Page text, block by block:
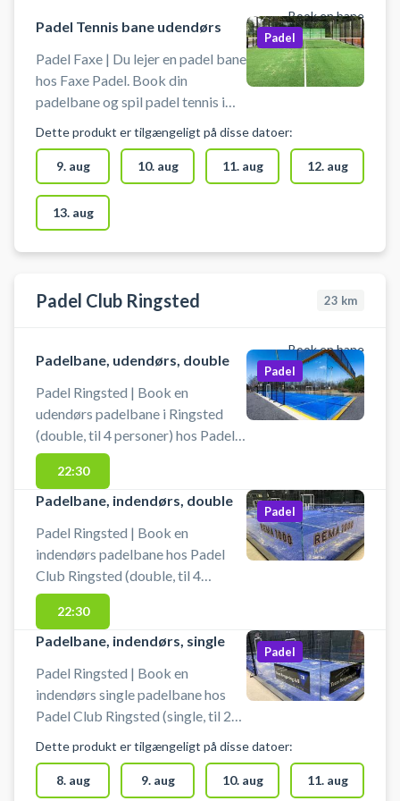
Book en bane
Padel Tennis bane udendørs
Padel Faxe | Du lejer en padel bane
hos Faxe Padel. Book din
padelbane og spil padel tennis i
for optil 4 spillere. PRAKTISK
INFORMATION:<br> ✔ Bat og
bolde forefindes i box ved
padelbanen, og er inkluderet i
lejeprisen.<br> ✔ Lys på banen er
tilkoblet en sensor og tænder
kræver det.<br> ✔ Gratis
parkering lige overfor padelbanen
Rønnede og Faxe Ladeplads.
Padel
Dette produkt er tilgængeligt på disse datoer:
9. aug 10. aug 11. aug 12. aug
13. aug
Padel Club Ringsted 23 km
Book en bane
Padelbane, udendørs, double
Padel Ringsted | Book en
udendørs padelbane i Ringsted
(double, til 4 personer) hos Padel
Club Ringsted. Book din
padelbane og spil padel i Ringsted
på en af Padel Clubs udendørs
Industriparken 3, 4700 Ringsted.
Lånebats er altid inkluderet i
banelejen og bolde kan købes i
centeret.
Padel
22:30
Padelbane, indendørs, double
Padel Ringsted | Book en
indendørs padelbane hos Padel
Club Ringsted (double, til 4
personer). Book din padelbane og
spil padel i Ringsted på en af de
mange indendørs padelbaner i
single- og doublebaner indendørs
byder Padel Club i Ringsted også
på udendørsbaner.<br><br>
Lånebats er altid inkluderet i
banelejen og bolde kan købes i
centeret.<br><br> Du finder
Padel
22:30
Padelbane, indendørs, single
Padel Ringsted | Book en
indendørs single padelbane hos
Padel Club Ringsted (single, til 2
spil padel i Ringsted på en
singlebane i Padel Clubs
Padel
Dette produkt er tilgængeligt på disse datoer:
8. aug 9. aug 10. aug 11. aug